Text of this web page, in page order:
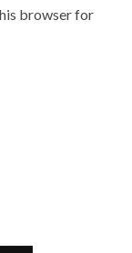
browser for